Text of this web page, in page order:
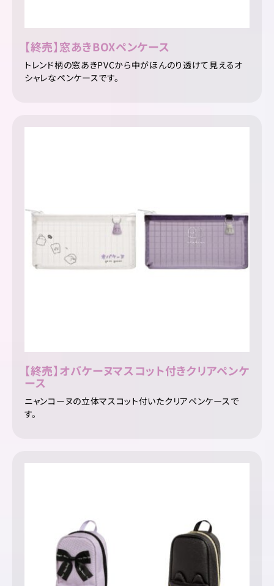
【終売】窓あきBOXペンケース
トレンド柄の窓あきPVCから中がほんのり透けて見えるオ
シャレなペンケースです。
【終売】オバケーヌマスコット付きクリアペンケ
ース
ニャンコーヌの立体マスコット付いたクリアペンケースで
す。